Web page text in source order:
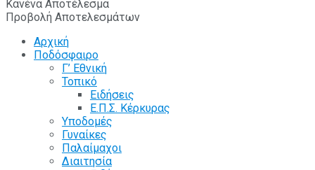
Κανένα Αποτέλεσμα
Προβολή Αποτελεσμάτων
Αρχική
Ποδόσφαιρο
Γ’ Εθνική
Τοπικό
Ειδήσεις
Ε.Π.Σ. Κέρκυρας
Υποδομές
Γυναίκες
Παλαίμαχοι
Διαιτησία